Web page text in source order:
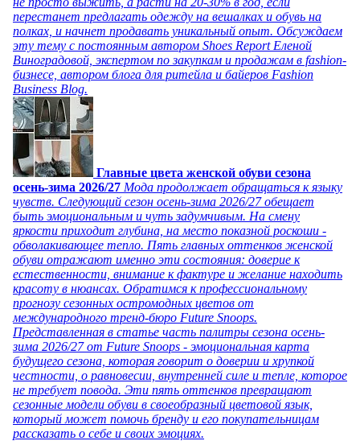
перестанет предлагать одежду на вешалках и обувь на
полках, и начнет продавать уникальный опыт. Обсуждаем
эту тему с постоянным автором Shoes Report Еленой
Виноградовой, экспертом по закупкам и продажам в fashion-
бизнесе, автором блога для ритейла и байеров Fashion
Business Blog.
Главные цвета женской обуви сезона
осень-зима 2026/27 Мода продолжает обращаться к языку
чувств. Следующий сезон осень-зима 2026/27 обещает
быть эмоциональным и чуть задумчивым. На смену
яркости приходит глубина, на место показной роскоши -
обволакивающее тепло. Пять главных оттенков женской
обуви отражают именно эти состояния: доверие к
естественности, внимание к фактуре и желание находить
красоту в нюансах. Обратимся к профессиональному
прогнозу сезонных остромодных цветов от
международного тренд-бюро Future Snoops.
Представленная в статье часть палитры сезона осень-
зима 2026/27 от Future Snoops - эмоциональная карта
будущего сезона, которая говорит о доверии и хрупкой
честности, о равновесии, внутренней силе и тепле, которое
не требует повода. Эти пять оттенков превращают
сезонные модели обуви в своеобразный цветовой язык,
который может помочь бренду и его покупательницам
рассказать о себе и своих эмоциях.